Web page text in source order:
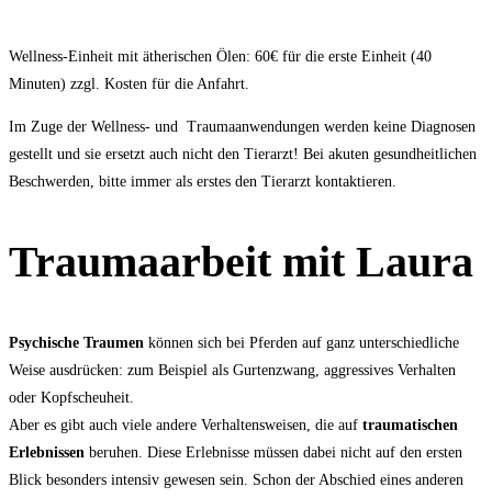
Wellness-Einheit mit ätherischen Ölen: 60€ für die erste Einheit (40
Minuten) zzgl. Kosten für die Anfahrt.
Im Zuge der Wellness- und Traumaanwendungen werden keine Diagnosen
gestellt und sie ersetzt auch nicht den Tierarzt! Bei akuten gesundheitlichen
Beschwerden, bitte immer als erstes den Tierarzt kontaktieren.
Traumaarbeit mit Laura
Psychische Traumen können sich bei Pferden auf ganz unterschiedliche
Weise ausdrücken: zum Beispiel als Gurtenzwang, aggressives Verhalten
oder Kopfscheuheit.
Aber es gibt auch viele andere Verhaltensweisen, die auf traumatischen
Erlebnissen beruhen. Diese Erlebnisse müssen dabei nicht auf den ersten
Blick besonders intensiv gewesen sein. Schon der Abschied eines anderen